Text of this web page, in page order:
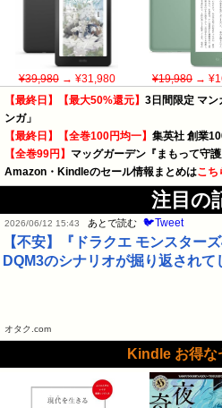
¥39,980→ ¥31,980 ¥19,980→
【最終日】【最大50%還元】 3日間限定 マン
ンガ」
【最終日】【全巻100円均一】 集英社 創業
【全巻99円】 マッグガーデン『まもって守
Amazon・Kindleのセール情報まとめはこち
注目の
2026/06/12 15:43 あとで読む 🐦Tweet
【不安】『ドラクエ モンスター
DQM3のシナリオが掘り返され
オタク.com
Kindle お得な